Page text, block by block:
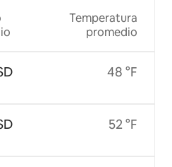
Temperatura
promedio
48 °F
52 °F